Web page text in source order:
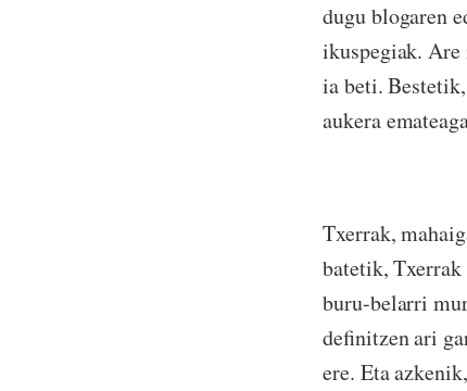
dugu blogaren
ikuspegiak.
ia beti.
aukera
Txerrak,
batetik, Txerrak
buru-belarri
definitzen ari
ere. Eta